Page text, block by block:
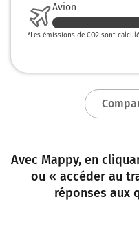
Au rond-point,
127 km
Au rond-point,
continuer sur
127 km
Prendre à droite
kilomètres
128 km
Avion
*Les émissions de CO2 sont
Avec Mappy, en
ou « accéder au
réponses aux